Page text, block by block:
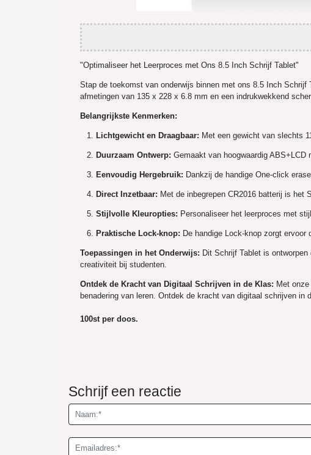
"Optimaliseer het Leerproces met Ons 8.5 Inch Schrijf Tablet"
Stap de toekomst van onderwijs binnen met ons 8.5 Inch
afmetingen van 135 x 228 x 6.8 mm en een indrukwekkend
Belangrijkste Kenmerken:
Lichtgewicht en Draagbaar: Met een gewicht van slechts
Duurzaam Ontwerp: Gemaakt van hoogwaardig ABS+LCD
Eenvoudig Hergebruik: Dankzij de handige One-click
Direct Inzetbaar: Met de inbegrepen CR2016 batterij is het
Stijlvolle Kleuropties: Personaliseer het leerproces met
Praktische Lock-knop: De handige Lock-knop zorgt ervoor
Toepassingen in het Onderwijs: Dit Schrijf Tablet is
creativiteit bij studenten.
Ontdek de Kracht van Digitaal Schrijven in de Klas: Met
benadering van leren. Ontdek de kracht van digitaal schrijven in
100st per doos.
Schrijf een reactie